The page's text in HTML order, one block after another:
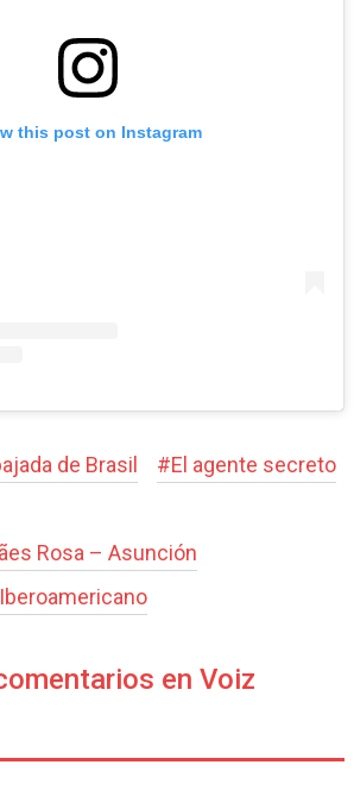
this post on Instagram
de Brasil #El agente secreto
Rosa – Asunción
en Voiz